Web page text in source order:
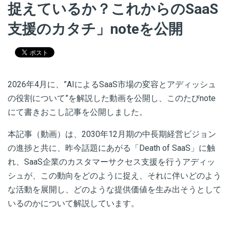
捉えているか？これからのSaaS
支援のカタチ」noteを公開
2026年4月に、”AIによるSaaS市場の変容とアディッシュ
の役割について”を解説した動画を公開し、
このたびnote
にて書きおこし記事を公開しました。
本記事（動画）は、2030年12月期の中長期経営ビジョン
の進捗と共に、 昨今話題にあがる「Death of SaaS」に触
れ、SaaS企業のカスタマーサクセス支援を行うアディッ
シュが、
この動向をどのように捉え、それに伴いどのよう
な活動を展開し、どのような提供価値を生み出そうとして
いるのかについて解説しています。